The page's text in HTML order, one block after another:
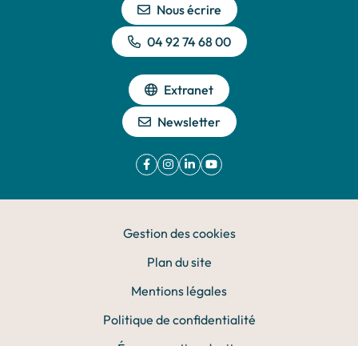
Nous écrire
04 92 74 68 00
Extranet
Newsletter
Facebook
(ouverture dans un nouvel onglet)
Instagram
(ouverture dans un nouvel onglet)
Linkedin
(ouverture dans un nouvel onglet)
YouTube
(ouverture dans un nouvel
Gestion des cookies
Plan du site
Mentions légales
Politique de confidentialité